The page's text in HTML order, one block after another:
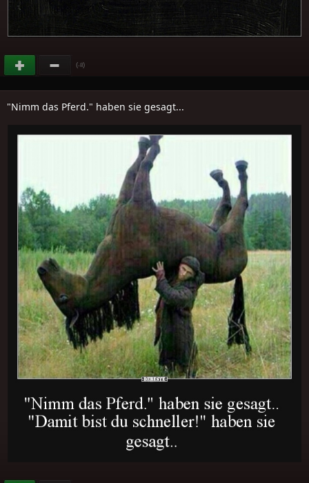
(-8)
"Nimm das Pferd." haben sie gesagt...